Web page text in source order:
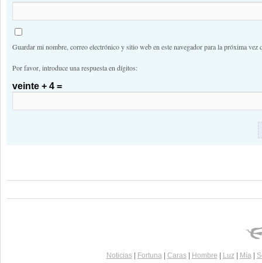
Guardar mi nombre, correo electrónico y sitio web en este navegador para la próxima vez
Por favor, introduce una respuesta en dígitos:
veinte + 4 =
Noticias| Fortuna| Caras| Hombre Luz| Mía|